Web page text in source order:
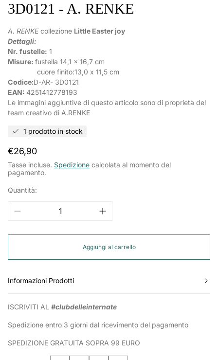
3D0121 - A. RENKE
A. RENKEcollezione Little Easter joy
Dettagli:
Nr. fustelle: 1
Misure: fustella 14,1 x 16,7 cm
cuore finito:13,0 x 11,5 cm
Codice:D-AR- 3D0121
EAN: 4251412778193
Le immagini aggiuntive di questo articolo sono di proprietà del
team creativo di A.RENKE
1 prodotto in stock
Prezzo
normale
€26,90
Tasse incluse. Spedizione calcolata al momento del
pagamento.
Quantità:
Aggiungi al carrello
Informazioni Prodotti
ISCRIVITI AL #clubdelleinternate
Spedizione entro 3 giorni dal ricevimento del pagamento
SPEDIZIONE GRATUITA SOPRA 99 EURO